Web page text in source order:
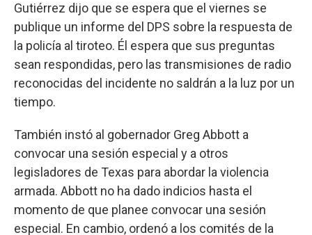
Gutiérrez dijo que se espera que el viernes se
publique un informe del DPS sobre la respuesta de
la policía al tiroteo. Él espera que sus preguntas
sean respondidas, pero las transmisiones de radio
reconocidas del incidente no saldrán a la luz por un
tiempo.
También instó al gobernador Greg Abbott a
convocar una sesión especial y a otros
legisladores de Texas para abordar la violencia
armada. Abbott no ha dado indicios hasta el
momento de que planee convocar una sesión
especial. En cambio, ordenó a los comités de la